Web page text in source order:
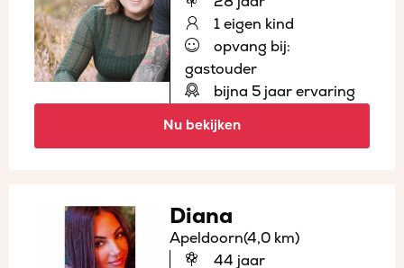
1 eigen kind
opvang bij:
gastouder
bijna 5 jaar ervaring
Nu bekijken
Diana
Apeldoorn(4,0 km)
44 jaar